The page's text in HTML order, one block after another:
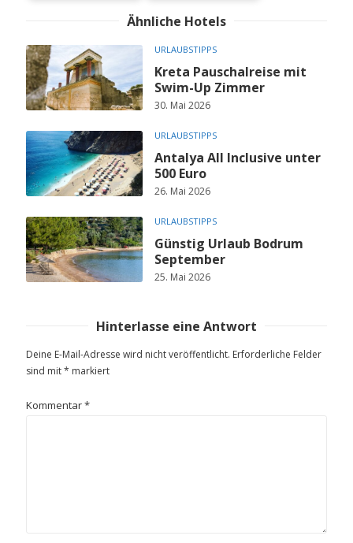
Ähnliche Hotels
URLAUBSTIPPS
Kreta Pauschalreise mit
Swim-Up Zimmer
30. Mai 2026
URLAUBSTIPPS
Antalya All Inclusive unter
500 Euro
26. Mai 2026
URLAUBSTIPPS
Günstig Urlaub Bodrum
September
25. Mai 2026
Hinterlasse eine Antwort
Deine E-Mail-Adresse wird nicht veröffentlicht. Erforderliche Felder
sind mit* markiert
Kommentar*